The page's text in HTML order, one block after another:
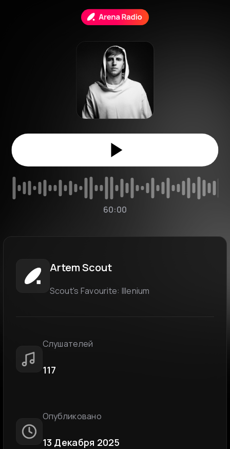
60:00
Artem Scout
Scout's Favourite: Illenium
Слушателей
117
Опубликовано
13 Декабря 2025